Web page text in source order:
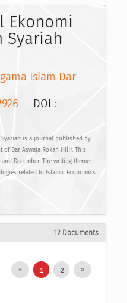
Ekonomi
Syariah
Islam Dar
DOI : -
Syariah is a journal published by
of Dar Aswaja Rokan Hilir. This
December. The writing theme
related to Islamic Economics
12 Documents
1 2